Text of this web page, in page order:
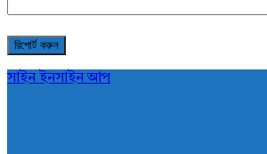
সাইন ইনসাইন আপ